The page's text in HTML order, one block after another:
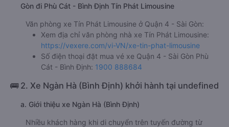
Gòn đi Phù Cát - Bình Định Tín Phát Limousine
Văn phòng xe Tín Phát Limousine ở Quận 4 - Sài Gòn:
Xem địa chỉ văn phòng nhà xe Tín Phát Limousine:
https://vexere.com/vi-VN/xe-tin-phat-limousine
Số điện thoại đặt mua vé xe Quận 4 - Sài Gòn Phù
Cát - Bình Định: 1900 888684
🚌 2. Xe Ngàn Hà (Bình Định) khởi hành tại undefined
a. Giới thiệu xe Ngàn Hà (Bình Định)
Nhiều khách hàng khi di chuyển trên tuyến đường từ